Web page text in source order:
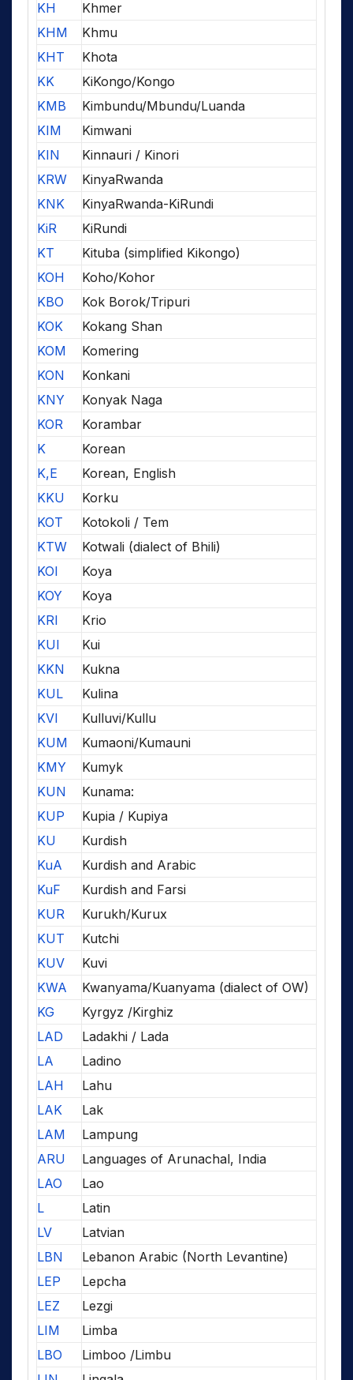
KH
Khmer
KHM
Khmu
KHT
Khota
KK
KiKongo/Kongo
KMB
Kimbundu/Mbundu/Luanda
KIM
Kimwani
KIN
Kinnauri / Kinori
KRW
KinyaRwanda
KNK
KinyaRwanda-KiRundi
KiR
KiRundi
KT
Kituba (simplified Kikongo)
KOH
Koho/Kohor
KBO
Kok Borok/Tripuri
KOK
Kokang Shan
KOM
Komering
KON
Konkani
KNY
Konyak Naga
KOR
Korambar
K
Korean
K,E
Korean, English
KKU
Korku
KOT
Kotokoli / Tem
KTW
Kotwali (dialect of Bhili)
KOI
Koya
KOY
Koya
KRI
Krio
KUI
Kui
KKN
Kukna
KUL
Kulina
KVI
Kulluvi/Kullu
KUM
Kumaoni/Kumauni
KMY
Kumyk
KUN
Kunama:
KUP
Kupia / Kupiya
KU
Kurdish
KuA
Kurdish and Arabic
KuF
Kurdish and Farsi
KUR
Kurukh/Kurux
KUT
Kutchi
KUV
Kuvi
KWA
Kwanyama/Kuanyama (dialect of OW)
KG
Kyrgyz /Kirghiz
LAD
Ladakhi / Lada
LA
Ladino
LAH
Lahu
LAK
Lak
LAM
Lampung
ARU
Languages of Arunachal, India
LAO
Lao
L
Latin
LV
Latvian
LBN
Lebanon Arabic (North Levantine)
LEP
Lepcha
LEZ
Lezgi
LIM
Limba
LBO
Limboo /Limbu